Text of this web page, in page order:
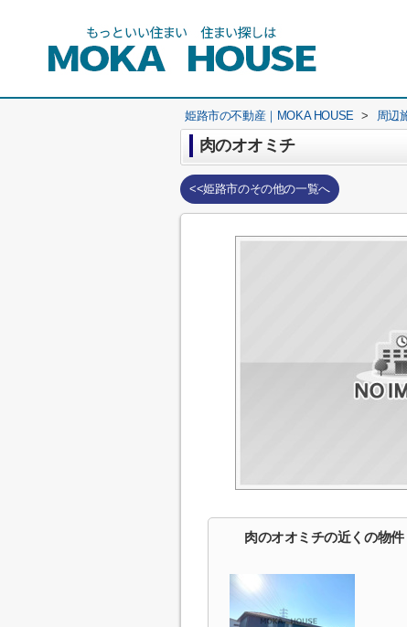
姫路市の不動産｜MOKA HOUSE > 周辺
肉のオオミチ
<<姫路市のその他の一覧へ
肉のオオミチの近くの物件